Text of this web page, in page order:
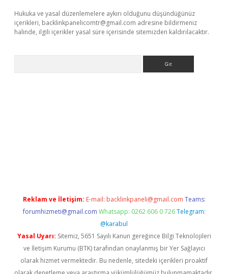
Hukuka ve yasal düzenlemelere aykırı olduğunu düşündüğünüz
içerikleri, backlinkpanelicomtr@gmail.com adresine bildirmeniz
halinde, ilgili içerikler yasal süre içerisinde sitemizden kaldırılacaktır.
Reklam ve İletişim: E-mail: backlinkpaneli@gmail.com Teams:
forumhizmeti@gmail.com Whatsapp: 0262 606 0 726 Telegram:
@karabul
Yasal Uyarı: Sitemiz, 5651 Sayılı Kanun gereğince Bilgi Teknolojileri
ve İletişim Kurumu (BTK) tarafından onaylanmış bir Yer Sağlayıcı
olarak hizmet vermektedir. Bu nedenle, sitedeki içerikleri proaktif